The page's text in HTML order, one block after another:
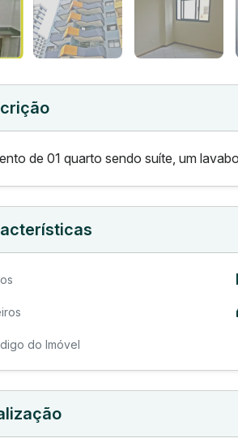
de 01 quarto sendo suíte, um
do Imóvel